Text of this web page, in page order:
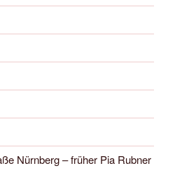
Nürnberg – früher Pia Rubner